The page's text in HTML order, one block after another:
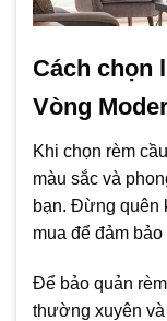
Cách chọn
Vòng
Khi chọn rèm
màu sắc và
bạn. Đừng quên
mua để đảm
Để bảo quản
thường xuyên